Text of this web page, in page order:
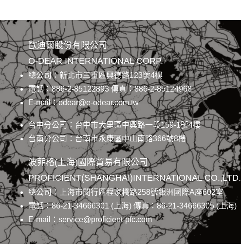
歐迪爾股份有限公司
O-DEAR INTERNATIONAL CORP.
總公司：新北市三重區興德路123號4樓
電話：886-2-85122893 傳真：886-2-85124968
E-mail：odear@e-odear.com.tw
台中分公司：台中市大里區中興路一段159-1號4樓
台南分公司：台南市永康區中山南路366號8樓
波菲格(上海)國際貿易有限公司
PROFICIENT(SHANGHAI)INTERNATIONAL CO.,LTD.
總公司：上海市閔行區程家橋路258號銀洲國際A座602室
電話：86-21-34666301 (上海) 傳真：86-21-34666305 (上海)
E-mail：service@proficient-pfc.com